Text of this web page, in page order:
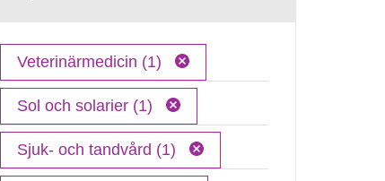
Veterinärmedicin (1)
Sol och solarier (1)
Sjuk- och tandvård (1)